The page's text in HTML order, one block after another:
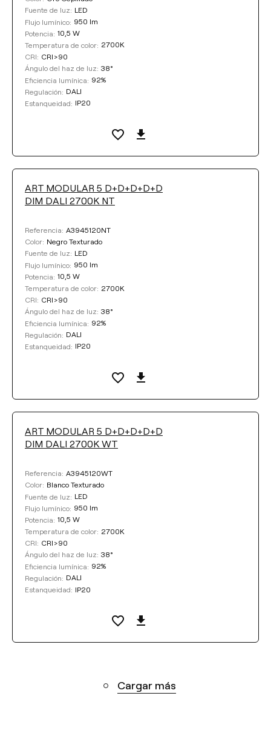
Fuente de luz: LED
Flujo lumínico: 950 lm
Potencia: 10,5 W
Temperatura de color: 2700K
CRI: CRI>90
Ángulo del haz de luz: 38°
Eficiencia lumínica: 92%
Regulación: DALI
Estanqueidad: IP20
ART MODULAR 5 D+D+D+D+D
DIM DALI 2700K NT
Referencia: A3945120NT
Color: Negro Texturado
Fuente de luz: LED
Flujo lumínico: 950 lm
Potencia: 10,5 W
Temperatura de color: 2700K
CRI: CRI>90
Ángulo del haz de luz: 38°
Eficiencia lumínica: 92%
Regulación: DALI
Estanqueidad: IP20
ART MODULAR 5 D+D+D+D+D
DIM DALI 2700K WT
Referencia: A3945120WT
Color: Blanco Texturado
Fuente de luz: LED
Flujo lumínico: 950 lm
Potencia: 10,5 W
Temperatura de color: 2700K
CRI: CRI>90
Ángulo del haz de luz: 38°
Eficiencia lumínica: 92%
Regulación: DALI
Estanqueidad: IP20
Cargar más